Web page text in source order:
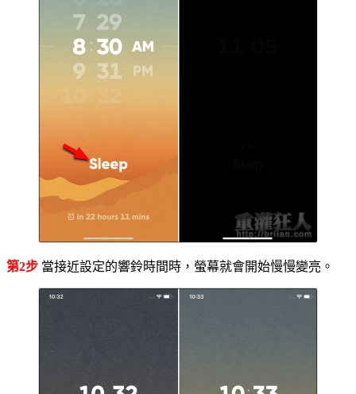
第2步 當接近設定的響鈴時間時，螢幕就會開始慢慢變亮。